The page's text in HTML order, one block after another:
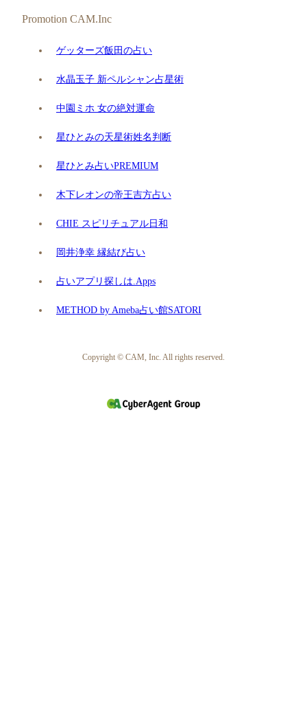
Promotion CAM.Inc
ゲッターズ飯田の占い
水晶玉子 新ペルシャン占星術
中園ミホ 女の絶対運命
星ひとみの天星術姓名判断
星ひとみ占いPREMIUM
木下レオンの帝王吉方占い
CHIE スピリチュアル日和
岡井浄幸 縁結び占い
占いアプリ探しは.Apps
METHOD by Ameba占い館SATORI
Copyright © CAM, Inc. All rights reserved.